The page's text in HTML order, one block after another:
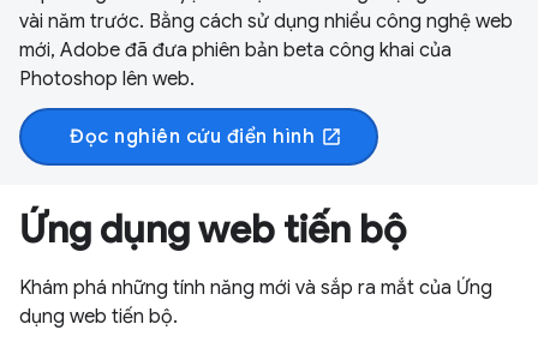
vài năm trước. Bằng cách sử dụng nhiều công nghệ web
mới, Adobe đã đưa phiên bản beta công khai của
Photoshop lên web.
Đọc nghiên cứu điển hình open_in_new
Ứng dụng web tiến bộ
Khám phá những tính năng mới và sắp ra mắt của Ứng
dụng web tiến bộ.